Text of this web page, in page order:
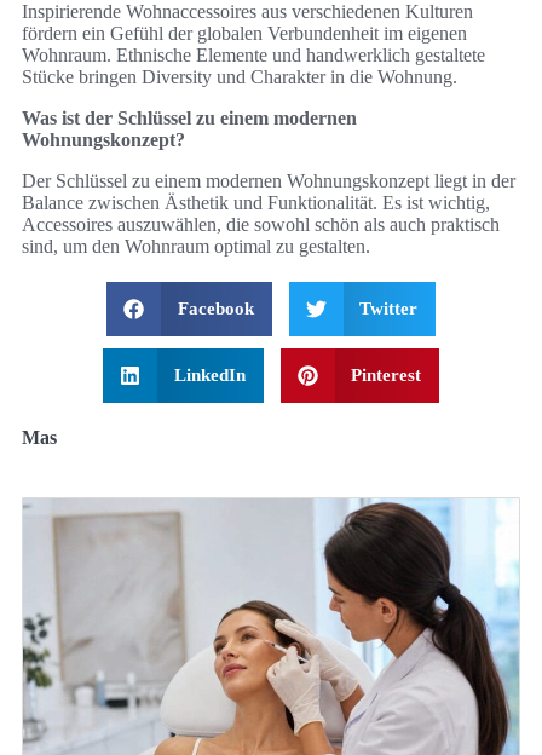
Inspirierende Wohnaccessoires aus verschiedenen Kulturen
fördern ein Gefühl der globalen Verbundenheit im eigenen
Wohnraum. Ethnische Elemente und handwerklich gestaltete
Stücke bringen Diversity und Charakter in die Wohnung.
Was ist der Schlüssel zu einem modernen
Wohnungskonzept?
Der Schlüssel zu einem modernen Wohnungskonzept liegt in der
Balance zwischen Ästhetik und Funktionalität. Es ist wichtig,
Accessoires auszuwählen, die sowohl schön als auch praktisch
sind, um den Wohnraum optimal zu gestalten.
Facebook Twitter
LinkedIn Pinterest
Mas